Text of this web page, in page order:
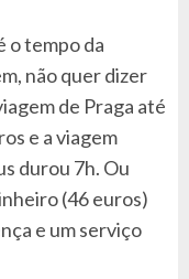
o tempo da
não quer dizer
de Praga até
e a viagem
durou 7h. Ou
(46 euros)
e um serviço